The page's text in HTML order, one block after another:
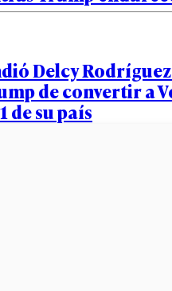
Delcy
de convertir a
de su país